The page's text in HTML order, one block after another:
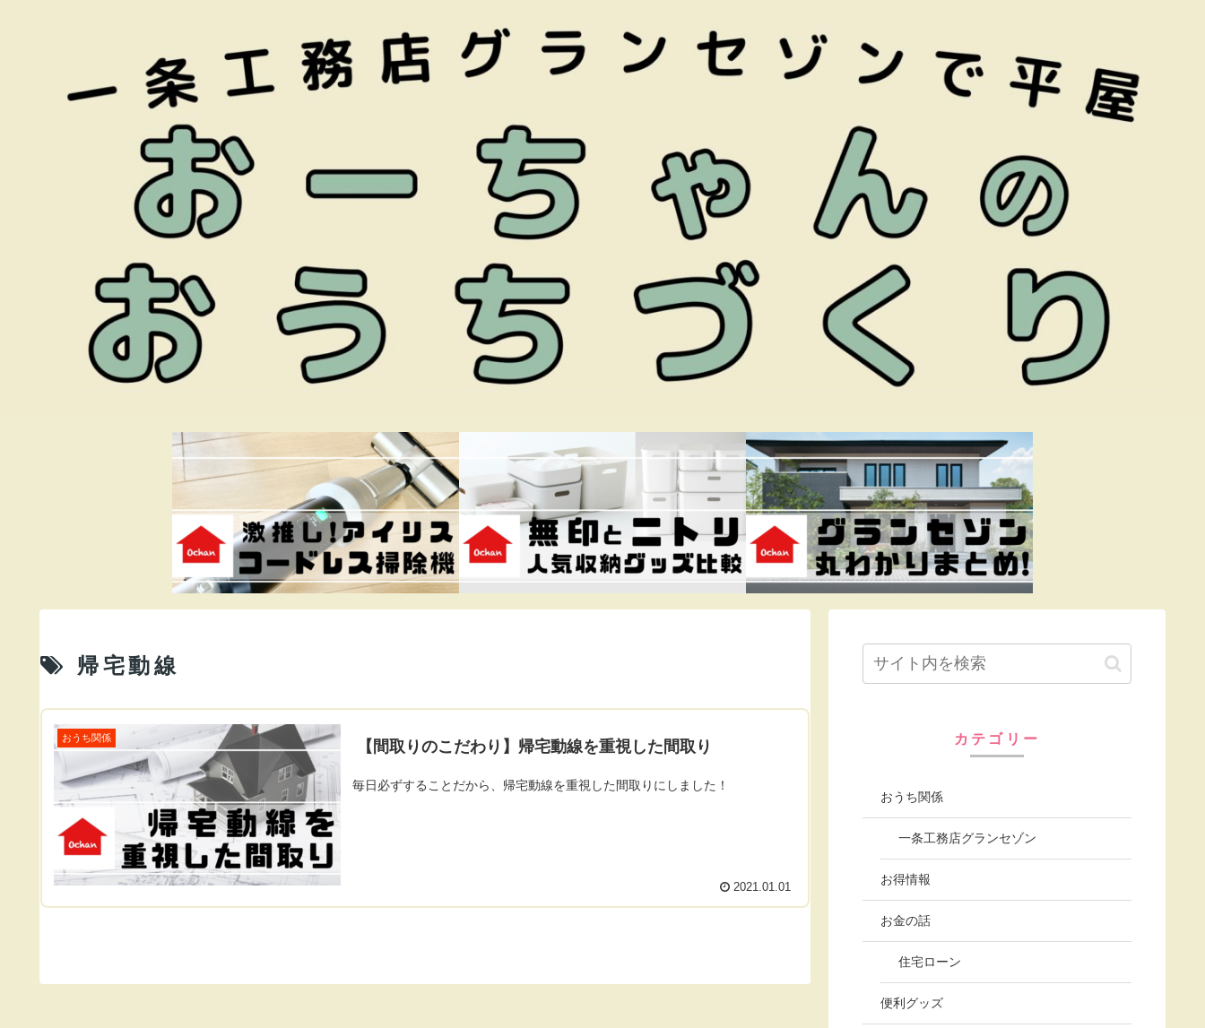
帰宅動線
おうち関係
【間取りのこだわり】帰宅動線を重視した間取り
毎日必ずすることだから、帰宅動線を重視した間取りにしました！
2021.01.01
カテゴリー
おうち関係
一条工務店グランセゾン
お得情報
お金の話
住宅ローン
便利グッズ